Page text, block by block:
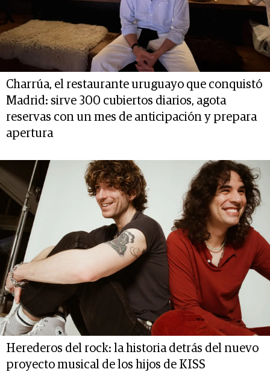
Charrúa, el restaurante uruguayo que conquistó
Madrid: sirve 300 cubiertos diarios, agota
reservas con un mes de anticipación y prepara
apertura
Herederos del rock: la historia detrás del nuevo
proyecto musical de los hijos de KISS